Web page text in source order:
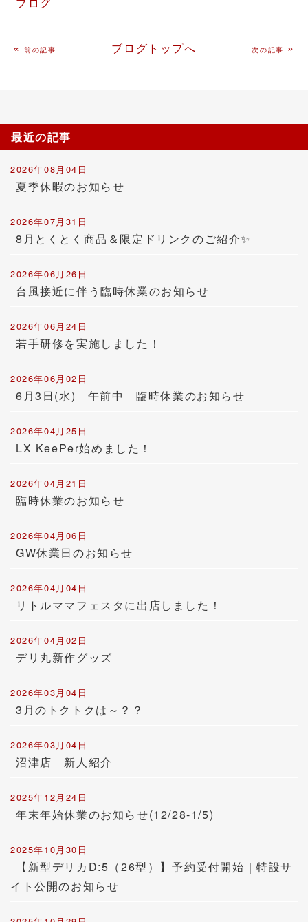
«前の記事 ブログトップへ 次の記事 »
最近の記事
2026年08月04日
夏季休暇のお知らせ
2026年07月31日
8月とくとく商品＆限定ドリンクのご紹介✨
2026年06月26日
台風接近に伴う臨時休業のお知らせ
2026年06月24日
若手研修を実施しました！
2026年06月02日
6月3日(水) 午前中 臨時休業のお知らせ
2026年04月25日
LX KeePer始めました！
2026年04月21日
臨時休業のお知らせ
2026年04月06日
GW休業日のお知らせ
2026年04月04日
リトルママフェスタに出店しました！
2026年04月02日
デリ丸新作グッズ
2026年03月04日
3月のトクトクは～？？
2026年03月04日
沼津店 新人紹介
2025年12月24日
年末年始休業のお知らせ(12/28-1/5)
2025年10月30日
【新型デリカD:5（26型）】予約受付開始｜特設サ
イト公開のお知らせ